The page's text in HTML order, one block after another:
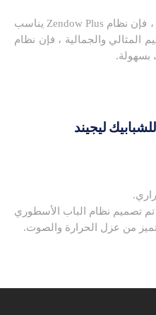
نظرًا للتصميم المثالي والجمالية ، فإن نظام Zendow Plus يناسب
المثالي والجمالية ، فإن نظام
، تم تصميم نظام الباب الأسطوري
من عزل الحرارة والصوت.